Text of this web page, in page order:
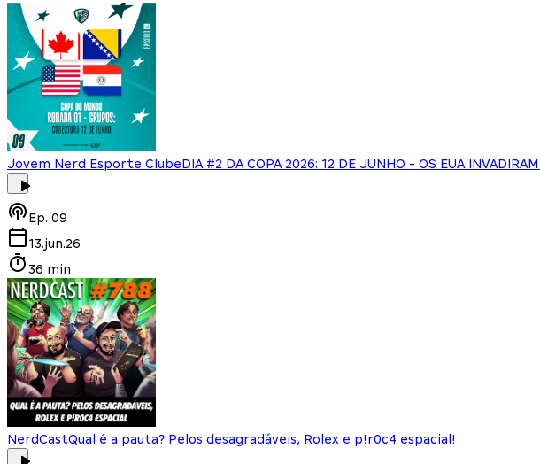
Jovem Nerd Esporte ClubeDIA #2 DA COPA 2026: 12 DE JUNHO - OS EUA
Ep. 09
13.jun.26
36 min
NerdCastQual é a pauta? Pelos desagradáveis, Rolex e p!r0c4 espacial!